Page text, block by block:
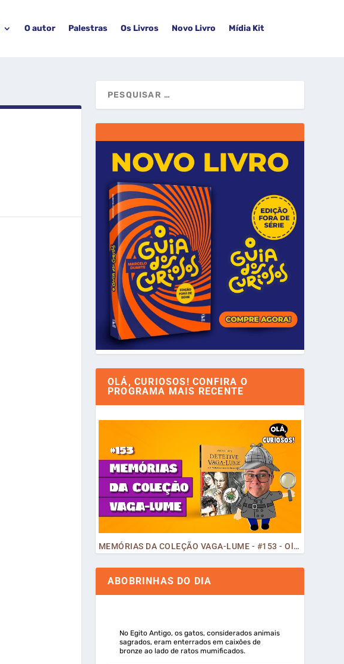
O autor Palestras Os Livros Novo Livro Mídia Kit
OLÁ, CURIOSOS! CONFIRA O
PROGRAMA MAIS RECENTE
MEMÓRIAS DA COLEÇÃO VAGA-LUME - #153 - Olá, Curiosos! 2023
ABOBRINHAS DO DIA
No Egito Antigo, os gatos, considerados animais
sagrados, eram enterrados em caixões de
bronze ao lado de ratos mumificados.